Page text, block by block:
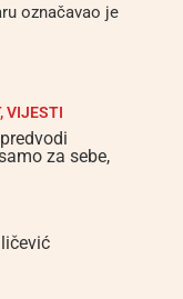
označavao je
,VIJESTI
za sebe,